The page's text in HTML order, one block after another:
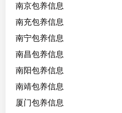
好
读
书
骑
马
南京包养信息
南充包养信息
南宁包养信息
南昌包养信息
南阳包养信息
南靖包养信息
厦门包养信息